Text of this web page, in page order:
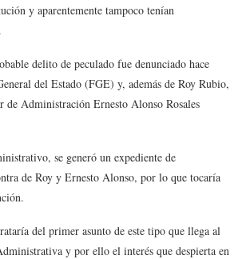
y aparentemente tampoco tenían
delito de peculado fue denunciado hace
del Estado (FGE) y, además de Roy Rubio,
de Administración Ernesto Alonso Rosales
se generó un expediente de
de Roy y Ernesto Alonso, por lo que tocaría
del primer asunto de este tipo que llega al
y por ello el interés que despierta en